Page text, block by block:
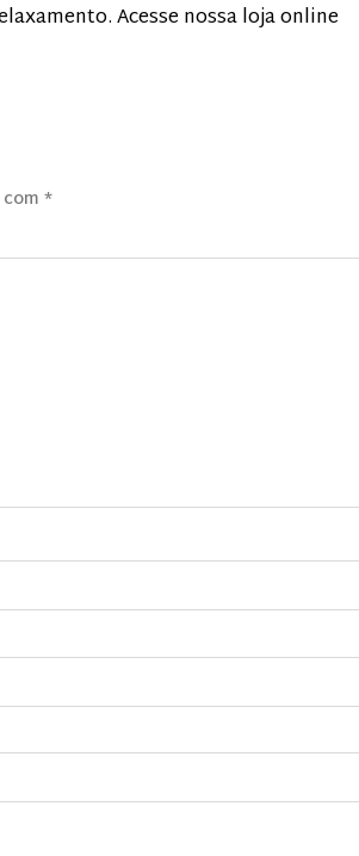
Acesse nossa loja online
*